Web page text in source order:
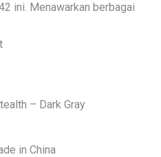
ini. Menawarkan berbagai
– Dark Gray
in China